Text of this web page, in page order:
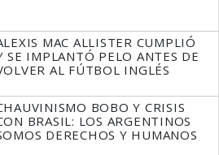
MAC ALLISTER CUMPLIÓ
SE IMPLANTÓ PELO ANTES DE
AL FÚTBOL INGLÉS
BOBO Y CRISIS
BRASIL: LOS ARGENTINOS
DERECHOS Y HUMANOS